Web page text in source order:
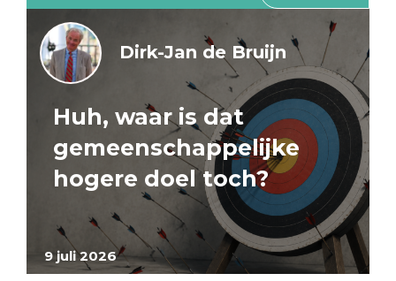
9 juli 2026
Dirk-Jan de Bruijn
Huh, waar is dat
gemeenschappelijke
hogere doel toch?